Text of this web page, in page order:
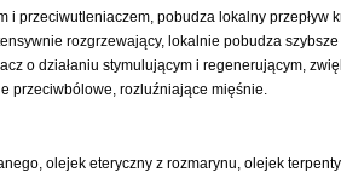
i przeciwutleniaczem, pobudza lokalny przepływ
rozgrzewający, lokalnie pobudza
o działaniu stymulującym i regenerującym,
przeciwbólowe, rozluźniające mięśnie.
olejek eteryczny z rozmarynu, olejek